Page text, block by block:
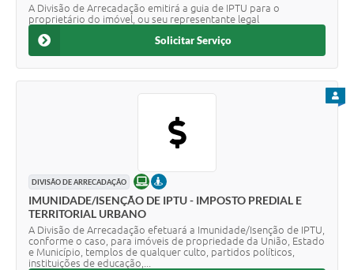
A Divisão de Arrecadação emitirá a guia de IPTU para o
proprietário do imóvel, ou seu representante legal
Solicitar Serviço
DIVISÃO DE ARRECADAÇÃO ONLINEPRESENCIAL
IMUNIDADE/ISENÇÃO DE IPTU - IMPOSTO PREDIAL E
TERRITORIAL URBANO
A Divisão de Arrecadação efetuará a Imunidade/Isenção de IPTU,
conforme o caso, para imóveis de propriedade da União, Estado
e Município, templos de qualquer culto, partidos políticos,
instituições de educação,...